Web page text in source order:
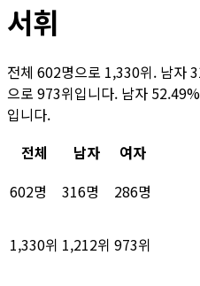
서휘
전체 602명으로 1,330위. 남자
으로 973위입니다. 남자
입니다.
전체
남자
여자
602명
316명 286명
1,330위 1,212위 973위